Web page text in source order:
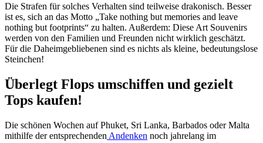
Die Strafen für solches Verhalten sind teilweise drakonisch. Besser
ist es, sich an das Motto „Take nothing but memories and leave
nothing but footprints“ zu halten. Außerdem: Diese Art Souvenirs
werden von den Familien und Freunden nicht wirklich geschätzt.
Für die Daheimgebliebenen sind es nichts als kleine, bedeutungslose
Steinchen!
Überlegt Flops umschiffen und gezielt
Tops kaufen!
Die schönen Wochen auf Phuket, Sri Lanka, Barbados oder Malta
mithilfe der entsprechenden Andenken noch jahrelang im